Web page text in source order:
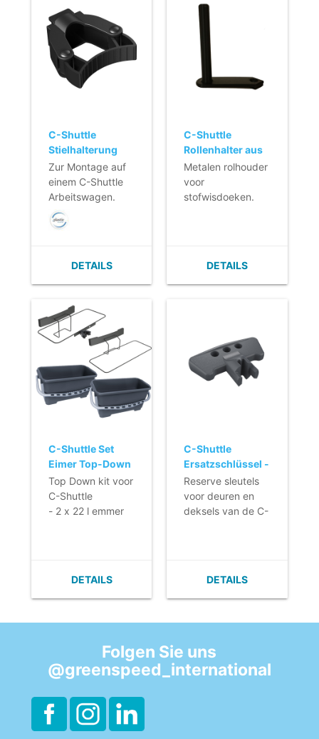
C-Shuttle
Stielhalterung
Zur Montage auf
einem C-Shuttle
Arbeitswagen.
DETAILS
C-Shuttle
Rollenhalter aus
Metall
Metalen rolhouder
voor
stofwisdoeken.
DETAILS
C-Shuttle Set
Eimer Top-Down
- 2 x 22 l
Top Down kit voor
C-Shuttle
- 2 x 22 l emmer
verkrijgen
DETAILS
C-Shuttle
Ersatzschlüssel -
10 Stück
Reserve sleutels
voor deuren en
deksels van de C-
DETAILS
Folgen Sie uns
@greenspeed_international